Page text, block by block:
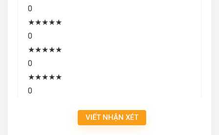
0
★★★★★
0
★★★★★
0
★★★★★
0
VIẾT NHẬN XÉT